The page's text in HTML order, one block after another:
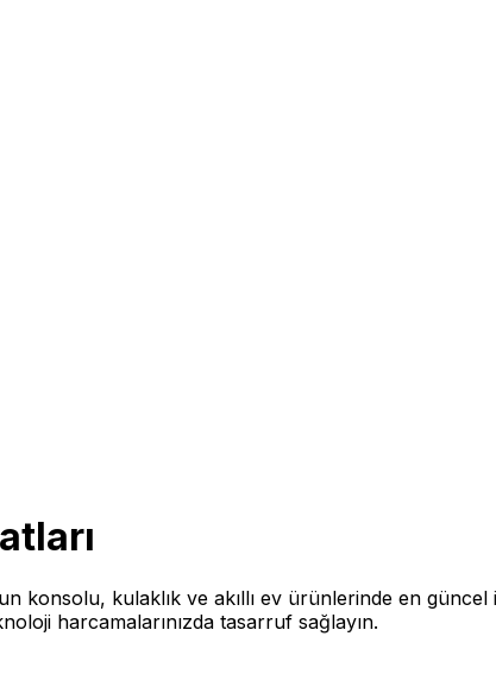
konsolu, kulaklık ve akıllı ev ürünlerinde en
harcamalarınızda tasarruf sağlayın.